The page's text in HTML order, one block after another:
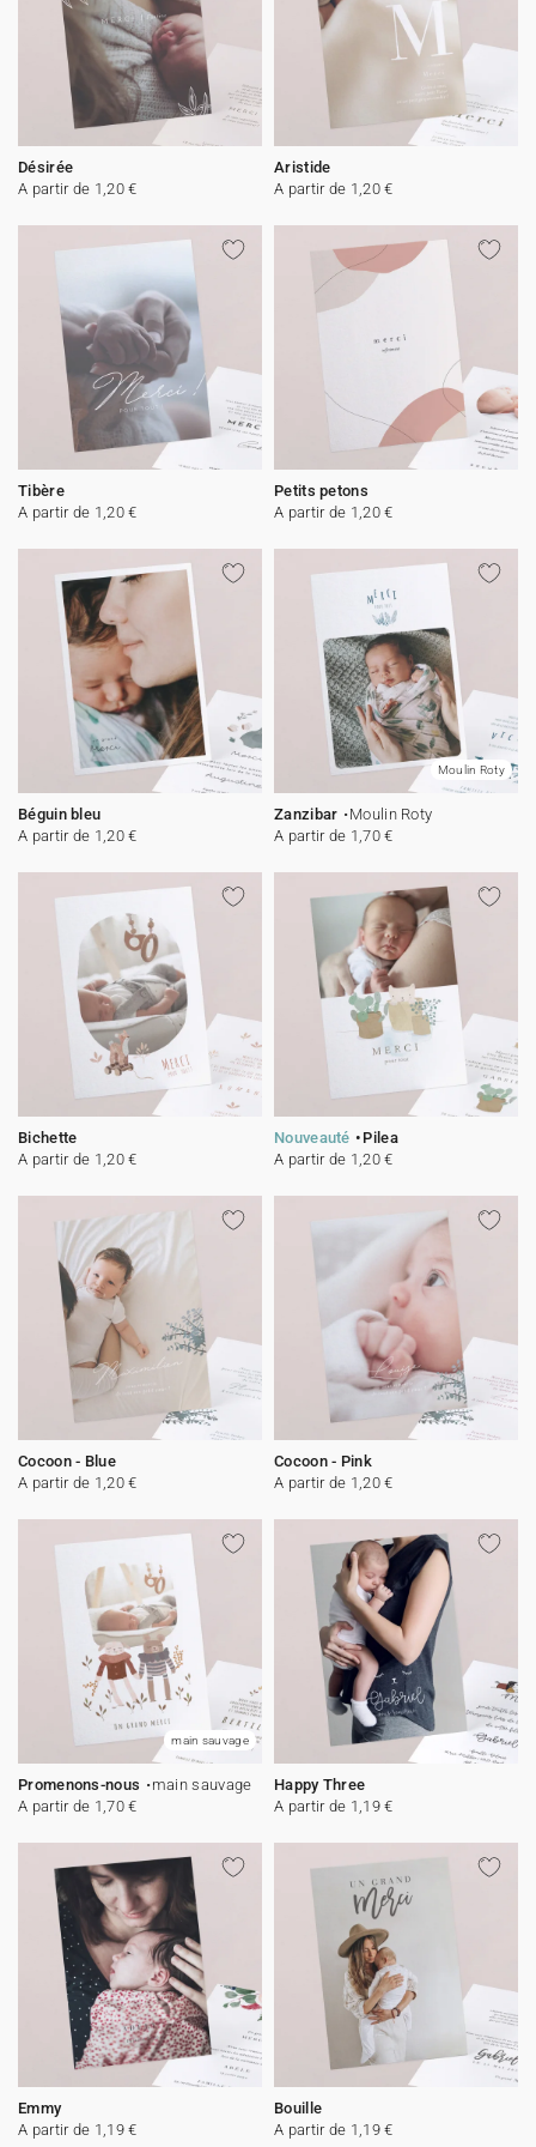
Désirée
A partir de 1,20 €
Aristide
A partir de 1,20 €
Tibère
A partir de 1,20 €
Petits petons
A partir de 1,20 €
Béguin bleu
A partir de 1,20 €
Moulin Roty
Zanzibar
Moulin Roty
A partir de 1,70 €
Bichette
A partir de 1,20 €
Nouveauté
Pilea
A partir de 1,20 €
Cocoon - Blue
A partir de 1,20 €
Cocoon - Pink
A partir de 1,20 €
main sauvage
Promenons-nous
main sauvage
A partir de 1,70 €
Happy Three
A partir de 1,19 €
Emmy
A partir de 1,19 €
Bouille
A partir de 1,19 €